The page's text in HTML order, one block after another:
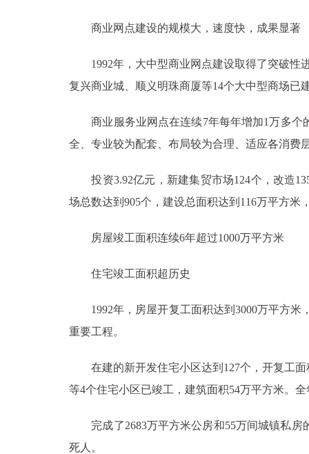
商业网点建设的规模大，速度快，成果显著
1992年，大中型商业网点建设取得了突破性进
复兴商业城、顺义明珠商厦等14个大中型商场已
商业服务业网点在连续7年每年增加1万多个
全、专业较为配套、布局较为合理、适应各消费
投资3.92亿元，新建集贸市场124个，改造
场总数达到905个，建设总面积达到116万平方米
房屋竣工面积连续6年超过1000万平方米
住宅竣工面积超历史
1992年，房屋开复工面积达到3000万平方米
重要工程。
在建的新开发住宅小区达到127个，开复工面
等4个住宅小区已竣工，建筑面积54万平方米。
完成了2683万平方米公房和55万间城镇私房
死人。